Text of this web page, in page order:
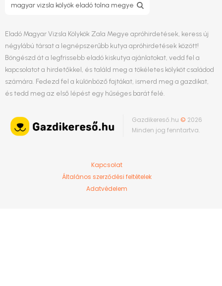
magyar vizsla kölyök eladó tolna megye
Eladó Magyar Vizsla Kölykök Zala Megye apróhirdetések, keress új
négylábú társat a legnépszerűbb kutya apróhirdetések között!
Böngészd át a legfrissebb eladó kiskutya ajánlatokat, vedd fel a
kapcsolatot a hirdetőkkel, és találd meg a tökéletes kölyköt családod
számára. Fedezd fel a különböző fajtákat, ismerd meg a gazdikat,
és tedd meg az első lépést egy hűséges barát felé.
Gazdikereső.hu © 2026
Minden jog fenntartva.
Kapcsolat
Általános szerződési feltételek
Adatvédelem